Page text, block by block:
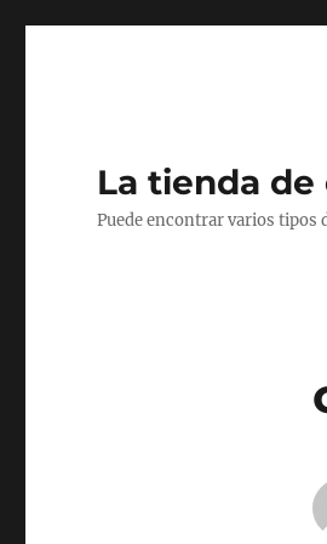
La tienda
Puede encontrar varios tipos